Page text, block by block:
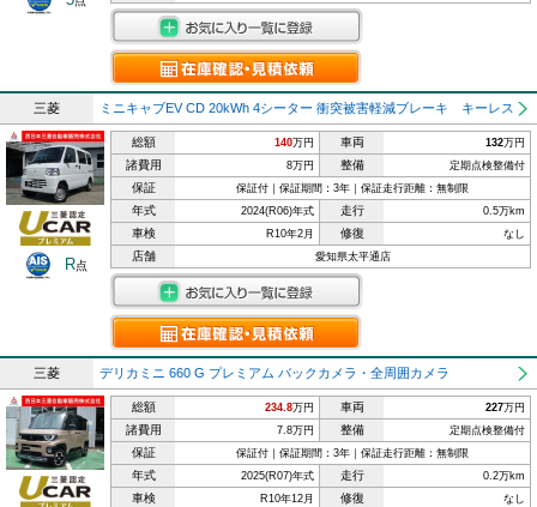
三菱 ミニキャブEV CD 20kWh 4シーター 衝突被害軽減ブレーキ キーレス
R点
総額 140万円 車両 132万円
諸費用 8万円 整備 定期点検整備付
保証 保証付｜保証期間：3年｜保証走行距離：無制限
年式 2024(R06)年式 走行 0.5万km
車検 R10年2月 修復 なし
店舗 愛知県太平通店
三菱 デリカミニ 660 G プレミアム バックカメラ・全周囲カメラ
総額 234.8万円 車両 227万円
諸費用 7.8万円 整備 定期点検整備付
保証 保証付｜保証期間：3年｜保証走行距離：無制限
年式 2025(R07)年式 走行 0.2万km
車検 R10年12月 修復 なし